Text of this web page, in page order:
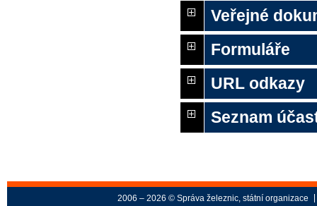
Veřejné
Formuláře
URL odkazy
Seznam
2006 – 2026 © Správa železnic, státní organizace